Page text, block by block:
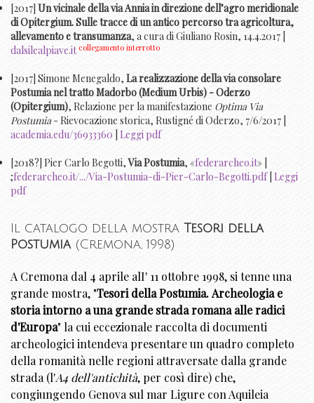
[2017] Un vicinale della via Annia in direzione dell’agro meridionale
di Opitergium. Sulle tracce di un antico percorso tra agricoltura,
allevamento e transumanza, a cura di Giuliano Rosin, 14.4.2017 |
dalsilealpiave.it collegamento interrotto
[2017] Simone Menegaldo, La realizzazione della via consolare
Postumia nel tratto Madorbo (Medium Urbis) - Oderzo
(Opitergium), Relazione per la manifestazione Optima Via
Postumia - Rievocazione storica, Rustigné di Oderzo, 7/6/2017 |
academia.edu/36933360 Leggi pdf
[2018?] Pier Carlo Begotti,Via Postumia, «federarcheo.it» |
;federarcheo.it/.../Via-Postumia-di-Pier-Carlo-Begotti.pdf| Leggi
pdf
Il catalogo della mostra Tesori della
Postumia (Cremona, 1998)
A Cremona dal 4 aprile alI' 11 ottobre 1998, si tenne una
grande mostra, "Tesori della Postumia. Archeologia e
storia intorno a una grande strada romana alle radici
d'Europa" la cui eccezionale raccolta di documenti
archeologici intendeva presentare un quadro completo
della romanità nelle regioni attraversate dalla grande
strada (l'A4 dell'antichità, per così dire) che,
congiungendo Genova sul mar Ligure con Aquileia